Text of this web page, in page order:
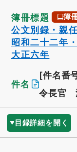
簿冊標題 簿
公文別録・親
昭和二十二年
大正六年
件名
[件名番
令長官
目録詳細を開く